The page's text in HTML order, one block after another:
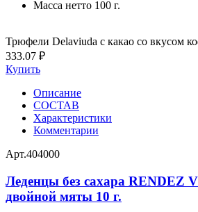
Масса нетто 100 г.
Трюфели Delaviuda с какао со вкусом
333.07 ₽
Купить
Описание
СОСТАВ
Характеристики
Комментарии
Арт.404000
Леденцы без сахара RENDEZ
двойной мяты 10 г.